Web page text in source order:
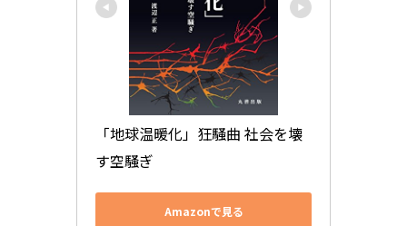
「地球温暖化」狂騒曲 社会を壊
す空騒ぎ
Amazonで見る